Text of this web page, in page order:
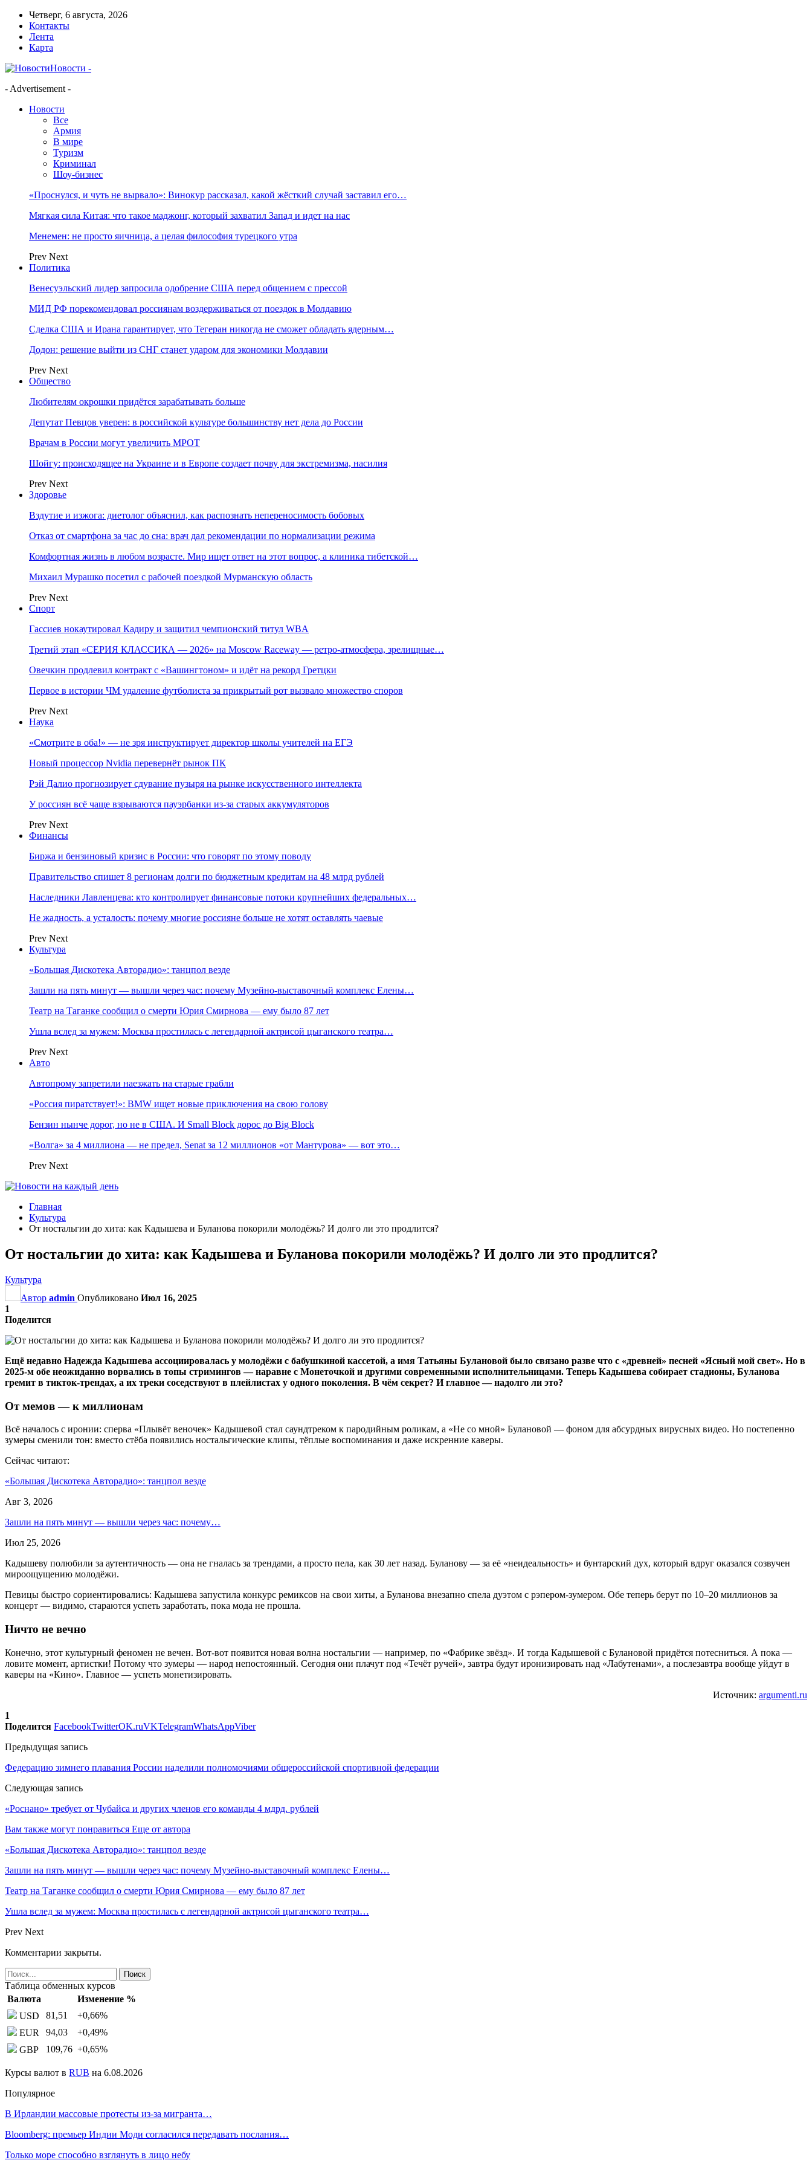
Четверг, 6 августа, 2026
Контакты
Лента
Карта
Новости -
- Advertisement -
Новости
Все
Армия
В мире
Туризм
Криминал
Шоу-бизнес
«Проснулся, и чуть не вырвало»: Винокур рассказал, какой жёсткий случай заставил его…
Мягкая сила Китая: что такое маджонг, который захватил Запад и идет на нас
Менемен: не просто яичница, а целая философия турецкого утра
Prev Next
Политика
Венесуэльский лидер запросила одобрение США перед общением с прессой
МИД РФ порекомендовал россиянам воздерживаться от поездок в Молдавию
Сделка США и Ирана гарантирует, что Тегеран никогда не сможет обладать ядерным…
Додон: решение выйти из СНГ станет ударом для экономики Молдавии
Prev Next
Общество
Любителям окрошки придётся зарабатывать больше
Депутат Певцов уверен: в российской культуре большинству нет дела до России
Врачам в России могут увеличить МРОТ
Шойгу: происходящее на Украине и в Европе создает почву для экстремизма, насилия
Prev Next
Здоровье
Вздутие и изжога: диетолог объяснил, как распознать непереносимость бобовых
Отказ от смартфона за час до сна: врач дал рекомендации по нормализации режима
Комфортная жизнь в любом возрасте. Мир ищет ответ на этот вопрос, а клиника тибетской…
Михаил Мурашко посетил с рабочей поездкой Мурманскую область
Prev Next
Спорт
Гассиев нокаутировал Кадиру и защитил чемпионский титул WBA
Третий этап «СЕРИЯ КЛАССИКА — 2026» на Moscow Raceway — ретро‑атмосфера, зрелищные…
Овечкин продлевил контракт с «Вашингтоном» и идёт на рекорд Гретцки
Первое в истории ЧМ удаление футболиста за прикрытый рот вызвало множество споров
Prev Next
Наука
«Смотрите в оба!» — не зря инструктирует директор школы учителей на ЕГЭ
Новый процессор Nvidia перевернёт рынок ПК
Рэй Далио прогнозирует сдувание пузыря на рынке искусственного интеллекта
У россиян всё чаще взрываются пауэрбанки из-за старых аккумуляторов
Prev Next
Финансы
Биржа и бензиновый кризис в России: что говорят по этому поводу
Правительство спишет 8 регионам долги по бюджетным кредитам на 48 млрд рублей
Наследники Лавленцева: кто контролирует финансовые потоки крупнейших федеральных…
Не жадность, а усталость: почему многие россияне больше не хотят оставлять чаевые
Prev Next
Культура
«Большая Дискотека Авторадио»: танцпол везде
Зашли на пять минут — вышли через час: почему Музейно-выставочный комплекс Елены…
Театр на Таганке сообщил о смерти Юрия Смирнова — ему было 87 лет
Ушла вслед за мужем: Москва простилась с легендарной актрисой цыганского театра…
Prev Next
Авто
Автопрому запретили наезжать на старые грабли
«Россия пиратствует!»: BMW ищет новые приключения на свою голову
Бензин нынче дорог, но не в США. И Small Block дорос до Big Block
«Волга» за 4 миллиона — не предел, Senat за 12 миллионов «от Мантурова» — вот это…
Prev Next
Главная
Культура
От ностальгии до хита: как Кадышева и Буланова покорили молодёжь? И долго ли это продлится?
От ностальгии до хита: как Кадышева и Буланова покорили молодёжь? И долго ли это продлится?
Культура
Автор admin Опубликовано Июл 16, 2025
1
Поделится
Ещё недавно Надежда Кадышева ассоциировалась у молодёжи с бабушкиной кассетой, а имя Татьяны Булановой было связано разве что с «древней» песней «Ясный мой свет». Но в
2025-м обе неожиданно ворвались в топы стримингов — наравне с Монеточкой и другими современными исполнительницами. Теперь Кадышева собирает стадионы, Буланова
гремит в тикток-трендах, а их треки соседствуют в плейлистах у одного поколения. В чём секрет? И главное — надолго ли это?
От мемов — к миллионам
Всё началось с иронии: сперва «Плывёт веночек» Кадышевой стал саундтреком к пародийным роликам, а «Не со мной» Булановой — фоном для абсурдных вирусных видео. Но постепенно
зумеры сменили тон: вместо стёба появились ностальгические клипы, тёплые воспоминания и даже искренние каверы.
Сейчас читают:
«Большая Дискотека Авторадио»: танцпол везде
Авг 3, 2026
Зашли на пять минут — вышли через час: почему…
Июл 25, 2026
Кадышеву полюбили за аутентичность — она не гналась за трендами, а просто пела, как 30 лет назад. Буланову — за её «неидеальность» и бунтарский дух, который вдруг оказался созвучен
мироощущению молодёжи.
Певицы быстро сориентировались: Кадышева запустила конкурс ремиксов на свои хиты, а Буланова внезапно спела дуэтом с рэпером-зумером. Обе теперь берут по 10–20 миллионов за
концерт — видимо, стараются успеть заработать, пока мода не прошла.
Ничто не вечно
Конечно, этот культурный феномен не вечен. Вот-вот появится новая волна ностальгии — например, по «Фабрике звёзд». И тогда Кадышевой с Булановой придётся потесниться. А пока —
ловите момент, артистки! Потому что зумеры — народ непостоянный. Сегодня они плачут под «Течёт ручей», завтра будут иронизировать над «Лабутенами», а послезавтра вообще уйдут в
каверы на «Кино». Главное — успеть монетизировать.
Источник: argumenti.ru
1
Поделится FacebookTwitterOK.ruVKTelegramWhatsAppViber
Предыдущая запись
Федерацию зимнего плавания России наделили полномочиями общероссийской спортивной федерации
Следующая запись
«Роснано» требует от Чубайса и других членов его команды 4 мдрд. рублей
Вам также могут понравиться Еще от автора
«Большая Дискотека Авторадио»: танцпол везде
Зашли на пять минут — вышли через час: почему Музейно-выставочный комплекс Елены…
Театр на Таганке сообщил о смерти Юрия Смирнова — ему было 87 лет
Ушла вслед за мужем: Москва простилась с легендарной актрисой цыганского театра…
Prev Next
Комментарии закрыты.
Таблица обменных курсов
Валюта
Изменение %
USD
81,51 +0,66%
EUR
94,03 +0,49%
GBP
109,76 +0,65%
Курсы валют в RUB на 6.08.2026
Популярное
В Ирландии массовые протесты из-за мигранта…
Bloomberg: премьер Индии Моди согласился передавать послания…
Только море способно взглянуть в лицо небу